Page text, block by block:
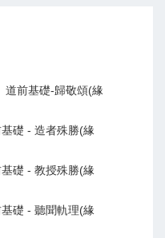
道前基礎-歸敬頌(緣
礎 - 造者殊勝(緣
礎 - 教授殊勝(緣
礎 - 聽聞軌理(緣